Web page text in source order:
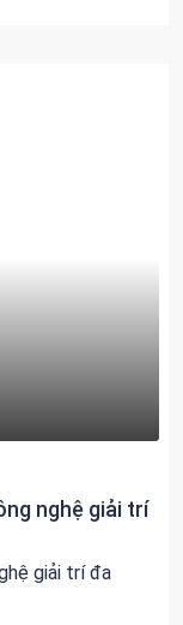
nghệ giải trí
giải trí đa